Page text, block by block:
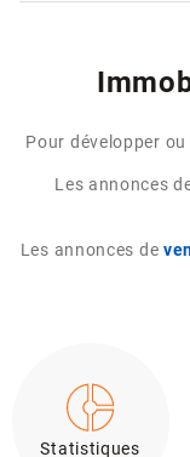
Pour développer
Les annonces
Les annonces de
Statistiques